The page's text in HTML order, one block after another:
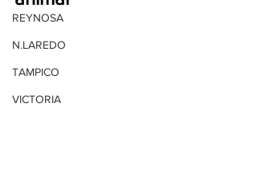
REYNOSA
N.LAREDO
TAMPICO
VICTORIA